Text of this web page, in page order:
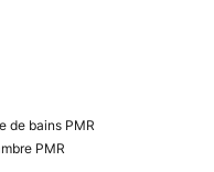
de bains PMR
PMR